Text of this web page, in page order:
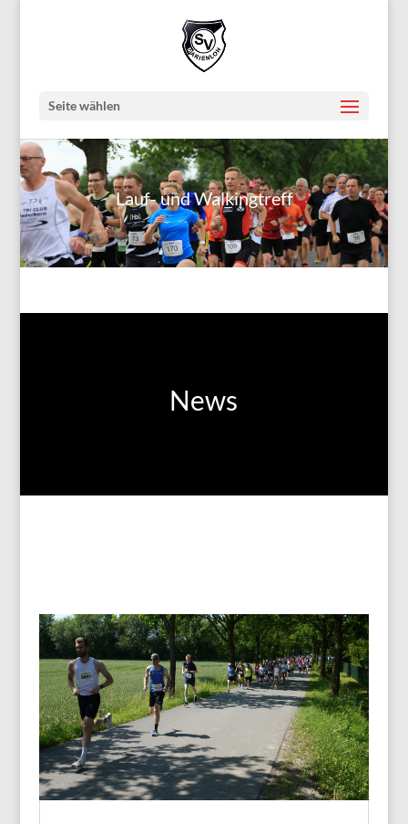
Seite wählen
Lauf- und Walkingtreff
News